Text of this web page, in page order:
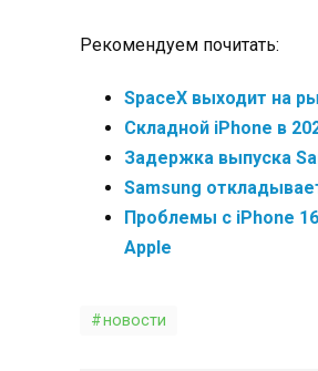
Рекомендуем почитать:
SpaceX выходит на
Складной iPhone в
Задержка выпуска
Samsung
Проблемы с iPhone
Apple
новости